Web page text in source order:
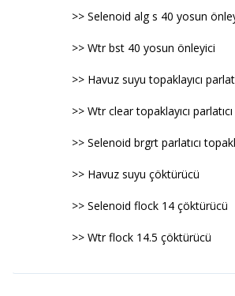
>> Selenoid alg s 40 yosun
>> Wtr bst 40 yosun önleyici
>> Havuz suyu topaklayıcı
>> Wtr clear topaklayıcı parlatıcı
>> Selenoid brgrt parlatıcı
>> Havuz suyu çöktürücü
>> Selenoid flock 14 çöktürücü
>> Wtr flock 14.5 çöktürücü